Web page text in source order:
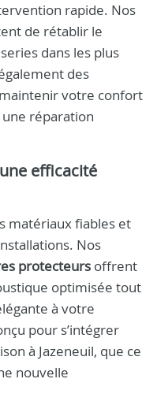
rapide. Nos
de rétablir le
dans les plus
des
votre confort
réparation
efficacité
matériaux fiables et
Nos
protecteurs offrent
optimisée tout
à votre
pour s’intégrer
à Jazeneuil, que ce
nouvelle